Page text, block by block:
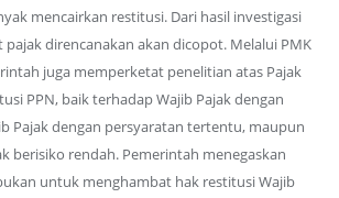
mencairkan restitusi. Dari hasil investigasi
direncanakan akan dicopot. Melalui PMK
juga memperketat penelitian atas Pajak
PPN, baik terhadap Wajib Pajak dengan
Pajak dengan persyaratan tertentu, maupun
berisiko rendah. Pemerintah menegaskan
untuk menghambat hak restitusi Wajib